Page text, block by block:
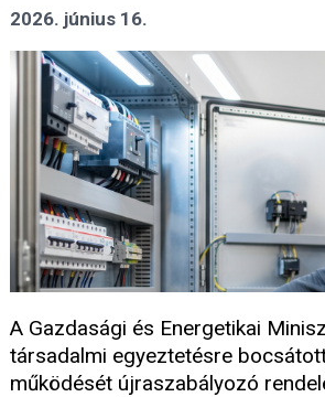
2026. június 16.
A Gazdasági és Energetikai
társadalmi egyeztetésre
működését újraszabályozó